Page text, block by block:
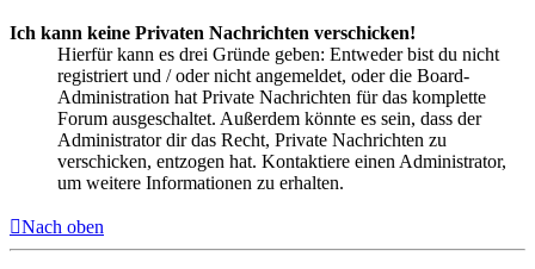
Ich kann keine Privaten Nachrichten verschicken!
Hierfür kann es drei Gründe geben: Entweder bist du nicht
registriert und / oder nicht angemeldet, oder die Board-
Administration hat Private Nachrichten für das komplette
Forum ausgeschaltet. Außerdem könnte es sein, dass der
Administrator dir das Recht, Private Nachrichten zu
verschicken, entzogen hat. Kontaktiere einen Administrator,
um weitere Informationen zu erhalten.
Nach oben